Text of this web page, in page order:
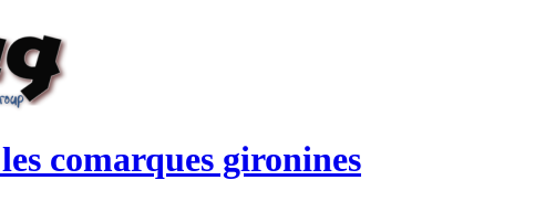
comarques gironines